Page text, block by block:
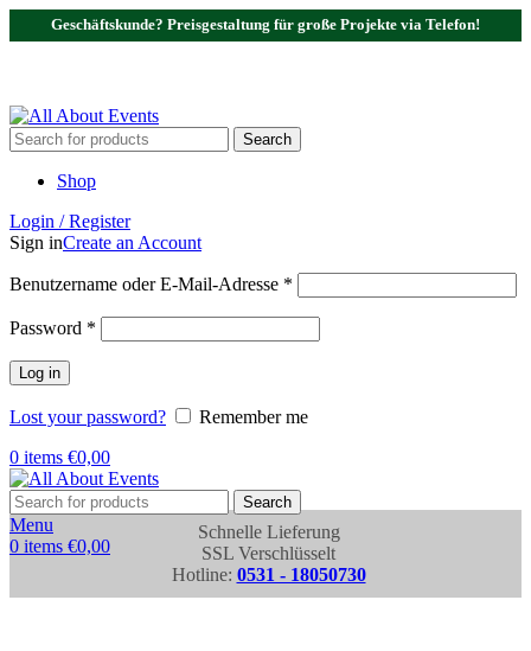
Geschäftskunde? Preisgestaltung für große Projekte via Telefon!
Search
Shop
Login / Register
Sign inCreate an Account
Benutzername oder E-Mail-Adresse *
Password *
Log in
Lost your password?
Remember me
0 items €0,00
Search
Menu
0 items €0,00
Schnelle Lieferung
SSL Verschlüsselt
Hotline: 0531 - 18050730